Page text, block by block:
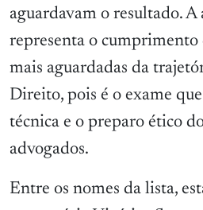
aguardavam o resultado.
representa o cumprimento
mais aguardadas da
Direito, pois é o exame
técnica e o preparo ético
advogados.
Entre os nomes da lista,